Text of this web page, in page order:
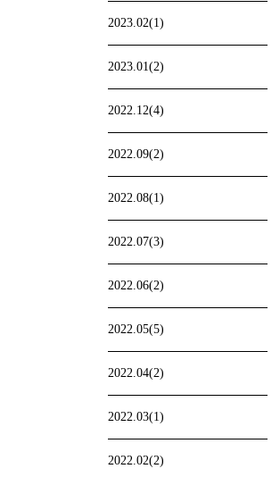
2023.02(1)
2023.01(2)
2022.12(4)
2022.09(2)
2022.08(1)
2022.07(3)
2022.06(2)
2022.05(5)
2022.04(2)
2022.03(1)
2022.02(2)